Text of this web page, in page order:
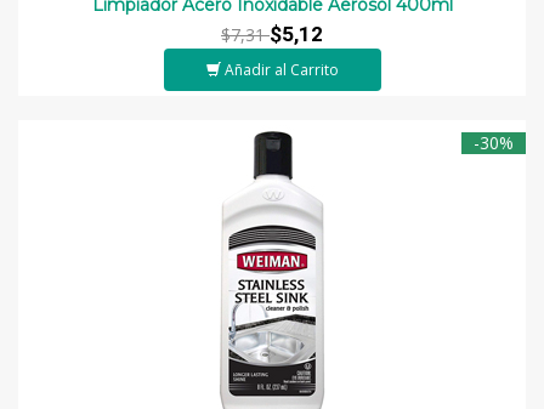
Limpiador Acero Inoxidable Aerosol 400ml
$7,31$5,12
Añadir al Carrito
-30%